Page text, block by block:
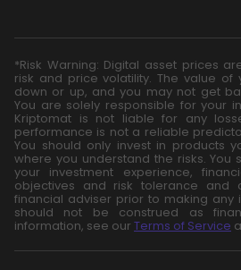
*Risk Warning: Digital asset prices
risk and price volatility. The value of
down or up, and you may not get
You are solely responsible for your
Kriptomat is not liable for any
performance is not a reliable
You should only invest in products
where you understand the risks. You
your investment experience,
objectives and risk tolerance and
financial adviser prior to making any
should not be construed as
information, see our Terms of Service